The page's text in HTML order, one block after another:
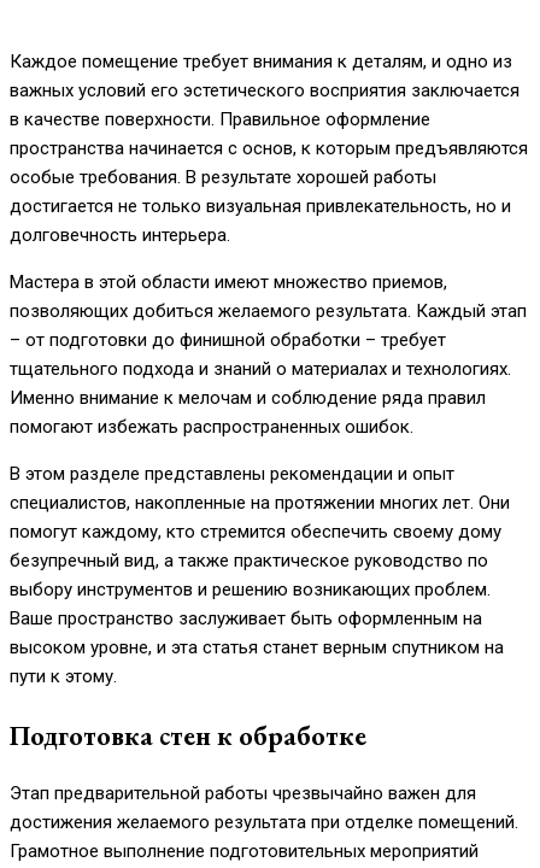
Каждое помещение требует внимания к деталям, и одно из
важных условий его эстетического восприятия заключается
в качестве поверхности. Правильное оформление
пространства начинается с основ, к которым предъявляются
особые требования. В результате хорошей работы
достигается не только визуальная привлекательность, но и
долговечность интерьера.
Мастера в этой области имеют множество приемов,
позволяющих добиться желаемого результата. Каждый этап
– от подготовки до финишной обработки – требует
тщательного подхода и знаний о материалах и технологиях.
Именно внимание к мелочам и соблюдение ряда правил
помогают избежать распространенных ошибок.
В этом разделе представлены рекомендации и опыт
специалистов, накопленные на протяжении многих лет. Они
помогут каждому, кто стремится обеспечить своему дому
безупречный вид, а также практическое руководство по
выбору инструментов и решению возникающих проблем.
Ваше пространство заслуживает быть оформленным на
высоком уровне, и эта статья станет верным спутником на
пути к этому.
Подготовка стен к обработке
Этап предварительной работы чрезвычайно важен для
достижения желаемого результата при отделке помещений.
Грамотное выполнение подготовительных мероприятий